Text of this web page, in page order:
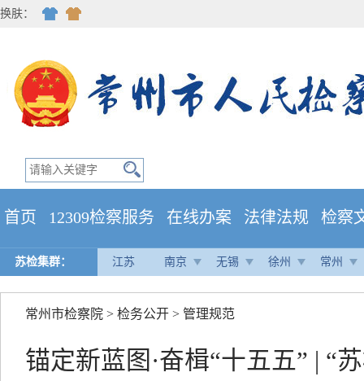
换肤：
首页 12309检察服务 在线办案 法律法规 检察
苏检集群： 江苏 南京 无锡 徐州 常州
常州市检察院 > 检务公开 > 管理规范
锚定新蓝图·奋楫“十五五” | “